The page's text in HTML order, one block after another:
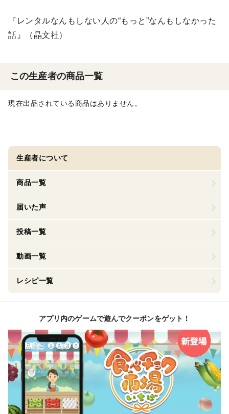
『レンタルなんもしない人の“もっと”なんもしなかった
話』（晶文社）
この生産者の商品一覧
現在出品されている商品はありません。
生産者について
商品一覧
届いた声
投稿一覧
動画一覧
レシピ一覧
アプリ内のゲームで遊んでクーポンをゲット！